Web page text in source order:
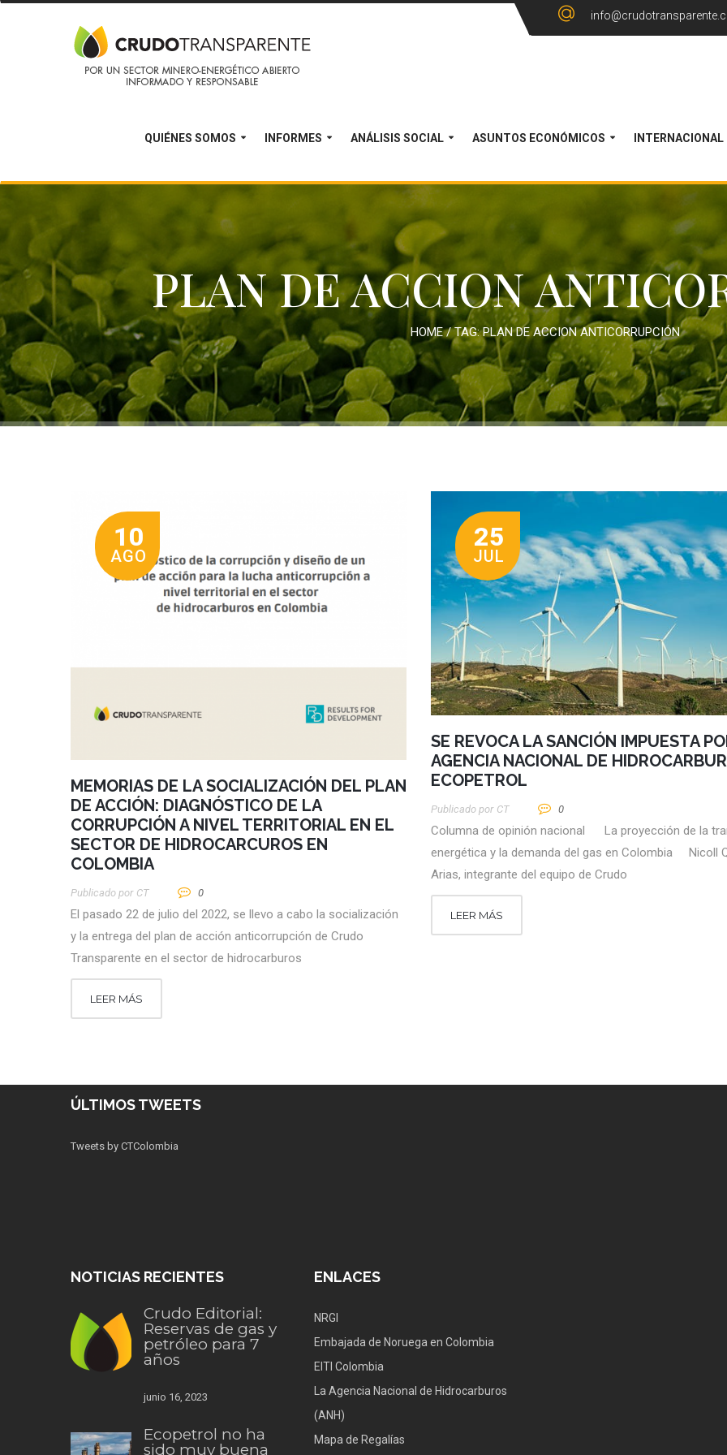
QUIÉNES SOMOS INFORMES ANÁLISIS SOCIAL ASUNTOS ECONÓMICOS INTERNACIONAL
PLAN DE ACCION
HOME/ TAG:PLAN DE ACCION ANTICORRUPCIÓN
10
AGO
MEMORIAS DE LA SOCIALIZACIÓN DEL PLAN
DE ACCIÓN: DIAGNÓSTICO DE LA
CORRUPCIÓN A NIVEL TERRITORIAL EN EL
SECTOR DE HIDROCARCUROS EN
COLOMBIA
Publicado por CT 0
El pasado 22 de julio del 2022, se llevo a cabo la socialización
y la entrega del plan de acción anticorrupción de Crudo
Transparente en el sector de hidrocarburos
LEER MÁS
25
JUL
SE REVOCA LA SANCIÓN IMPUESTA
AGENCIA NACIONAL DE
ECOPETROL
Publicado por CT 0
Columna de opinión nacional La proyección de la
energética y la demanda del gas en Colombia Nicoll
Arias, integrante del equipo de Crudo
LEER MÁS
ÚLTIMOS TWEETS
Tweets by CTColombia
NOTICIAS RECIENTES
Crudo Editorial:
Reservas de gas y
petróleo para 7
años
junio 16, 2023
Ecopetrol no ha
sido muy buena
ENLACES
NRGI
Embajada de Noruega en Colombia
EITI Colombia
La Agencia Nacional de Hidrocarburos
(ANH)
Mapa de Regalías